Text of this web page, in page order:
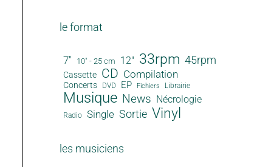
le format
7" 10" - 25 cm 12" 33rpm 45rpm
Cassette CD Compilation
Concerts DVD EP Fichiers Librairie
Musique News Nécrologie
Radio Single Sortie Vinyl
les musiciens